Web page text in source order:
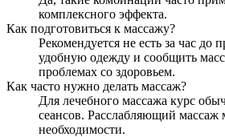
комплексного эффекта.
Как подготовиться к массажу?
Рекомендуется не есть за час до
удобную одежду и сообщить
проблемах со здоровьем.
Как часто нужно делать массаж?
Для лечебного массажа курс
сеансов. Расслабляющий массаж
необходимости.